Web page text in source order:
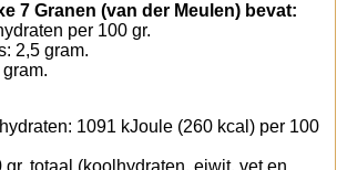
7 Granen (van der Meulen) bevat:
per 100 gr.
2,5 gram.
1091 kJoule (260 kcal) per 100
totaal (koolhydraten, eiwit, vet en